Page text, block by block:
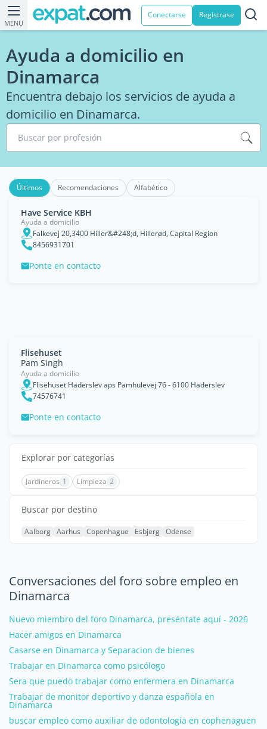
MENU
Conectarse Registrase
Ayuda a domicilio en
Dinamarca
Encuentra debajo los servicios de ayuda a
domicilio en Dinamarca.
Buscar por profesión
Últimos Recomendaciones Alfabético
Have Service KBH
Ayuda a domicilio
Falkevej 20,3400 Hiller&#248;d, Hillerød, Capital Region
8456931701
Ponte en contacto
Flisehuset
Pam Singh
Ayuda a domicilio
Flisehuset Haderslev aps Pamhulevej 76 - 6100 Haderslev
74576741
Ponte en contacto
Explorar por categorías
Jardineros 1 Limpieza 2
Buscar por destino
Aalborg Aarhus Copenhague Esbjerg Odense
Conversaciones del foro sobre empleo en
Dinamarca
Nuevo miembro del foro Dinamarca, preséntate aquí - 2026
Hacer amigos en Dinamarca
Casarse en Dinamarca y Separacion de bienes
Trabajar en Dinamarca como psicólogo
Sera que puedo trabajar como enfermera en Dinamarca
Trabajar de monitor deportivo y danza española en
Dinamarca
buscar empleo como auxiliar de odontología en cophenaguen